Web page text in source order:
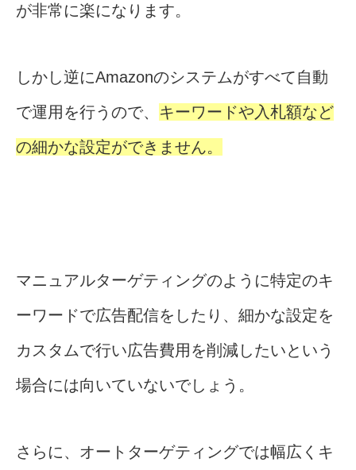
が非常に楽になります。
しかし逆にAmazonのシステムがすべて自動
で運用を行うので、 キーワードや入札額など
の細かな設定ができません。
マニュアルターゲティングのように特定のキ
ーワードで広告配信をしたり、細かな設定を
カスタムで行い広告費用を削減したいという
場合には向いていないでしょう。
さらに、オートターゲティングでは幅広くキ